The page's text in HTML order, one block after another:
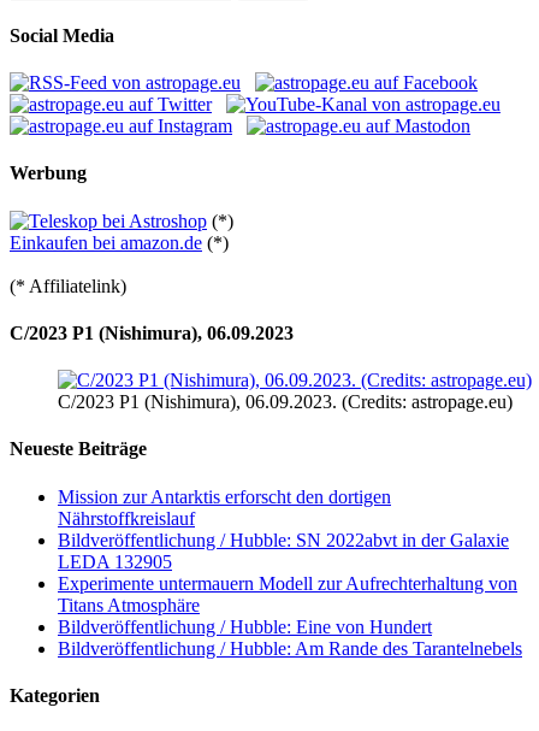
nach:
Social Media
Werbung
(*)
Einkaufen bei amazon.de (*)
(* Affiliatelink)
C/2023 P1 (Nishimura), 06.09.2023
C/2023 P1 (Nishimura), 06.09.2023. (Credits: astropage.eu)
Neueste Beiträge
Mission zur Antarktis erforscht den dortigen
Nährstoffkreislauf
Bildveröffentlichung / Hubble: SN 2022abvt in der Galaxie
LEDA 132905
Experimente untermauern Modell zur Aufrechterhaltung von
Titans Atmosphäre
Bildveröffentlichung / Hubble: Eine von Hundert
Bildveröffentlichung / Hubble: Am Rande des Tarantelnebels
Kategorien